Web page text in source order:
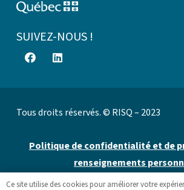
SUIVEZ-NOUS !
Tous droits réservés. © RISQ – 2023
Politique de confidentialité et de
renseignements
Ce site utilise des cookies pour améliorer votre